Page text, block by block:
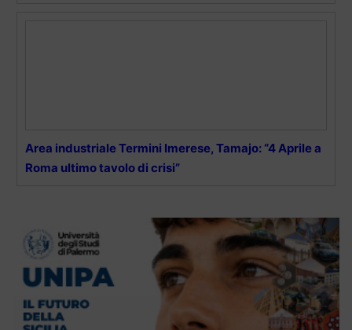
Area industriale Termini Imerese, Tamajo: “4 Aprile a
Roma ultimo tavolo di crisi”